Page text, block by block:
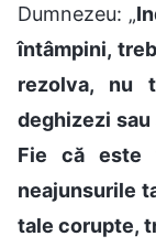
Dumnezeu: „
întâmpini,
rezolva, nu
deghizezi
Fie că este
neajunsurile
tale corupte,